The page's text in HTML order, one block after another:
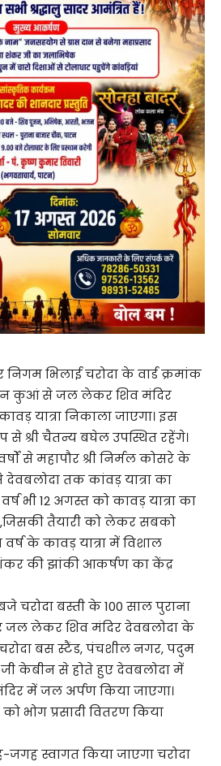
भिलाई चरोदा के वार्ड क्रमांक
कुआं से जल लेकर शिव मंदिर
यात्रा निकाला जाएगा। इस
से श्री चैतन्य बघेल उपस्थित रहेंगे।
से महापौर श्री निर्मल कोसरे के
देवबलोदा तक कांवड़ यात्रा का
भी 12 अगस्त को कावड़ यात्रा का
तैयारी को लेकर सबको
वर्ष के कावड़ यात्रा में विशाल
की झांकी आकर्षण का केंद्र
बजे चरोदा बस्ती के 100 साल पुराना
लेकर शिव मंदिर देवबलोदा के
बस स्टैंड, पंचशील नगर, पदुम
केबीन से होते हुए देवबलोदा में
में जल अर्पण किया जाएगा।
को भोग प्रसादी वितरण किया
जगह स्वागत किया जाएगा चरोदा